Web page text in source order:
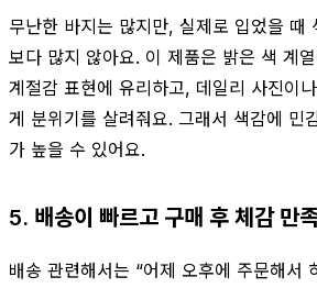
무난한 바지는 많지만, 실제로 입었을 때
보다 많지 않아요. 이 제품은 밝은 색 계
계절감 표현에 유리하고, 데일리 사진이
게 분위기를 살려줘요. 그래서 색감에 민
가 높을 수 있어요.
5. 배송이 빠르고 구매 후 체감 만
배송 관련해서는 “어제 오후에 주문해서